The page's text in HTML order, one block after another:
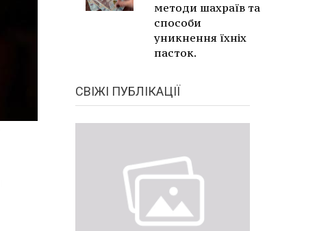
методи шахраїв та
способи
уникнення їхніх
пасток.
СВІЖІ ПУБЛІКАЦІЇ